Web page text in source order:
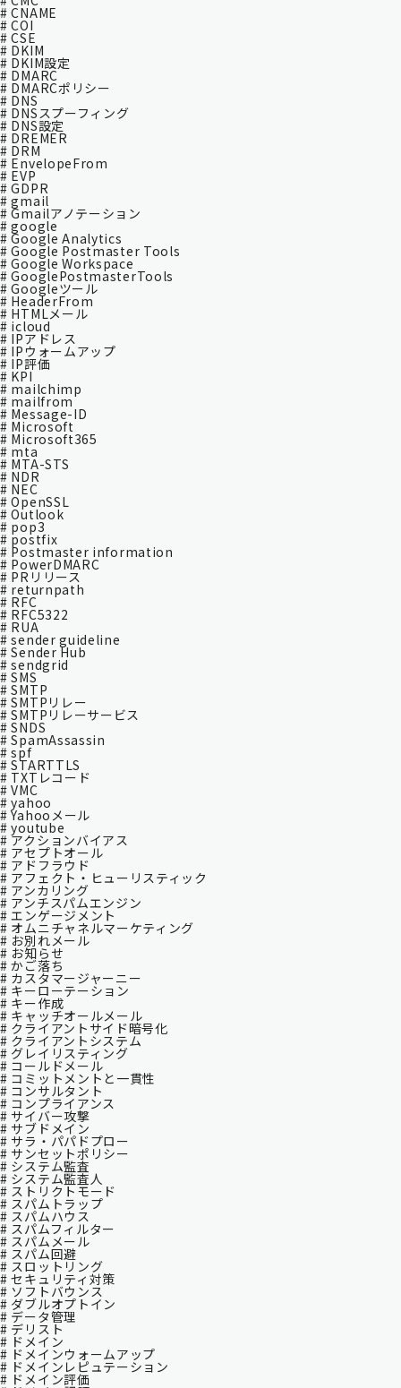
# CNAME
# COI
# CSE
# DKIM
# DKIM設定
# DMARC
# DMARCポリシー
# DNS
# DNSスプーフィング
# DNS設定
# DREMER
# DRM
# EnvelopeFrom
# EVP
# GDPR
# gmail
# Gmailアノテーション
# google
# Google Analytics
# Google Postmaster Tools
# Google Workspace
# GooglePostmasterTools
# Googleツール
# HeaderFrom
# HTMLメール
# icloud
# IPアドレス
# IPウォームアップ
# IP評価
# KPI
# mailchimp
# mailfrom
# Message-ID
# Microsoft
# Microsoft365
# mta
# MTA-STS
# NDR
# NEC
# OpenSSL
# Outlook
# pop3
# postfix
# Postmaster information
# PowerDMARC
# PRリリース
# returnpath
# RFC
# RFC5322
# RUA
# sender guideline
# Sender Hub
# sendgrid
# SMS
# SMTP
# SMTPリレー
# SMTPリレーサービス
# SNDS
# SpamAssassin
# spf
# STARTTLS
# TXTレコード
# VMC
# yahoo
# Yahooメール
# youtube
# アクションバイアス
# アセプトオール
# アドフラウド
# アフェクト・ヒューリスティック
# アンカリング
# アンチスパムエンジン
# エンゲージメント
# オムニチャネルマーケティング
# お別れメール
# お知らせ
# かご落ち
# カスタマージャーニー
# キーローテーション
# キー作成
# キャッチオールメール
# クライアントサイド暗号化
# クライアントシステム
# グレイリスティング
# コールドメール
# コミットメントと一貫性
# コンサルタント
# コンプライアンス
# サイバー攻撃
# サブドメイン
# サラ・パパドプロー
# サンセットポリシー
# システム監査
# システム監査⼈
# ストリクトモード
# スパムトラップ
# スパムハウス
# スパムフィルター
# スパムメール
# スパム回避
# スロットリング
# セキュリティ対策
# ソフトバウンス
# ダブルオプトイン
# データ管理
# デリスト
# ドメイン
# ドメインウォームアップ
# ドメインレピュテーション
# ドメイン評価